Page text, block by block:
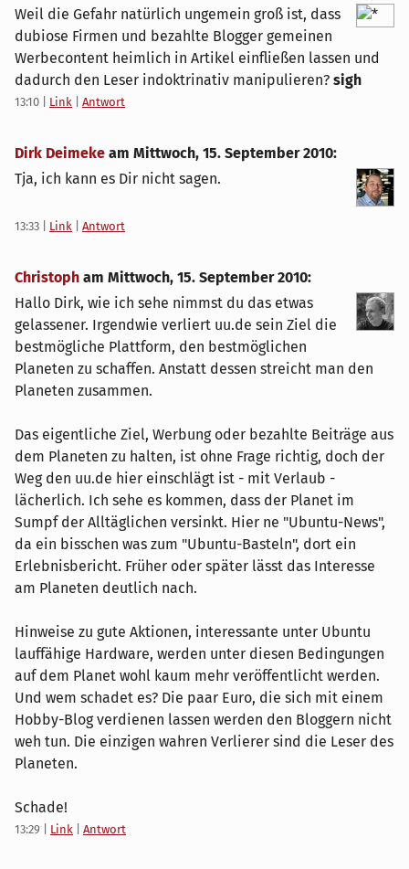
Weil die Gefahr natürlich ungemein groß ist, dass
dubiose Firmen und bezahlte Blogger gemeinen
Werbecontent heimlich in Artikel einfließen lassen und
dadurch den Leser indoktrinativ manipulieren? sigh
13:10 Link Antwort
Dirk Deimeke am Mittwoch, 15. September 2010:
Tja, ich kann es Dir nicht sagen.
13:33 Link Antwort
Christoph am Mittwoch, 15. September 2010:
Hallo Dirk, wie ich sehe nimmst du das etwas
gelassener. Irgendwie verliert uu.de sein Ziel die
bestmögliche Plattform, den bestmöglichen
Planeten zu schaffen. Anstatt dessen streicht man den
Planeten zusammen.
Das eigentliche Ziel, Werbung oder bezahlte Beiträge aus
dem Planeten zu halten, ist ohne Frage richtig, doch der
Weg den uu.de hier einschlägt ist - mit Verlaub -
lächerlich. Ich sehe es kommen, dass der Planet im
Sumpf der Alltäglichen versinkt. Hier ne "Ubuntu-News",
da ein bisschen was zum "Ubuntu-Basteln", dort ein
Erlebnisbericht. Früher oder später lässt das Interesse
am Planeten deutlich nach.
Hinweise zu gute Aktionen, interessante unter Ubuntu
lauffähige Hardware, werden unter diesen Bedingungen
auf dem Planet wohl kaum mehr veröffentlicht werden.
Und wem schadet es? Die paar Euro, die sich mit einem
Hobby-Blog verdienen lassen werden den Bloggern nicht
weh tun. Die einzigen wahren Verlierer sind die Leser des
Planeten.
Schade!
13:29 Link Antwort